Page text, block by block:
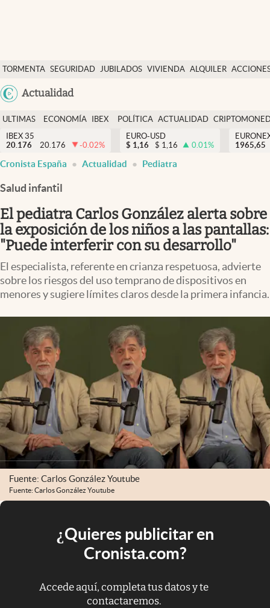
TORMENTA SEGURIDAD JUBILADOS VIVIENDA ALQUILER
USA
Actualidad
Economía y finanzas
Política
Actualidad
Criptomonedas
España
ULTIMAS
NOTICIAS
ECONOMÍA
FINANZAS
IBEX
EURO
POLÍTICA ACTUALIDAD
IBEX 35
20.176
20.176 -0.02%
EURO-USD
$ 1,16 $ 1,16 0.01%
1965,65
Cronista España Actualidad Pediatra
Salud infantil
El pediatra Carlos González alerta sobre
la exposición de los niños a las pantallas:
"Puede interferir con su desarrollo"
El especialista, referente en crianza respetuosa, advierte
sobre los riesgos del uso temprano de dispositivos en
menores y sugiere límites claros desde la primera infancia.
Fuente: Carlos González Youtube
Fuente: Carlos González Youtube
¿Quieres publicitar en
Cronista.com?
Accede aquí, completa tus datos y te
contactaremos.